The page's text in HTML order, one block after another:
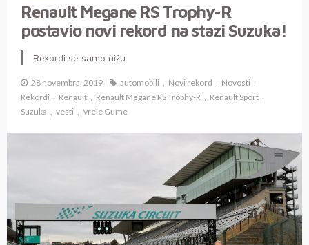
Renault Megane RS Trophy-R
postavio novi rekord na stazi Suzuka!
Rekordi se samo nižu
28 novembra, 2019 automobili Novi rekord
Novosti
Rekordi
Renault Renault Megane RS Trophy-R
Renault Sport
Suzuka
vesti Vrele Gume